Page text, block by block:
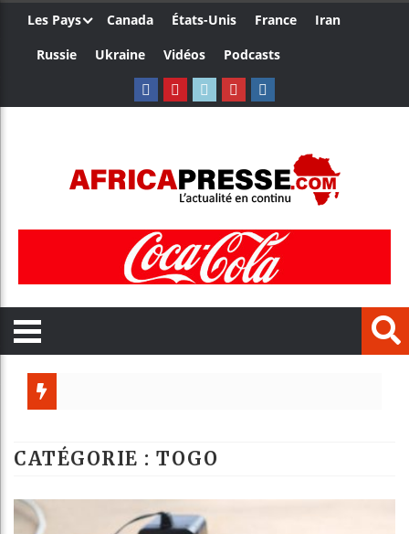
Les Pays Canada États-Unis France
Iran
Russie
Ukraine Vidéos Podcasts
CATÉGORIE : TOGO